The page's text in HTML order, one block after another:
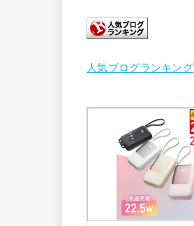
人気ブログランキング